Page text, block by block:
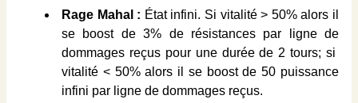
Rage Mahal : État infini. Si vitalité > 50% alors il
se boost de 3% de résistances par ligne de
dommages reçus pour une durée de 2 tours; si
vitalité < 50% alors il se boost de 50 puissance
infini par ligne de dommages reçus.